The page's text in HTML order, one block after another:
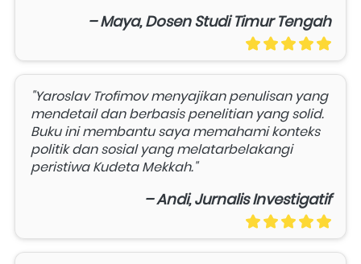
– Maya, Dosen Studi Timur Tengah
"Yaroslav Trofimov menyajikan penulisan yang
mendetail dan berbasis penelitian yang solid.
Buku ini membantu saya memahami konteks
politik dan sosial yang melatarbelakangi
peristiwa Kudeta Mekkah."
– Andi, Jurnalis Investigatif